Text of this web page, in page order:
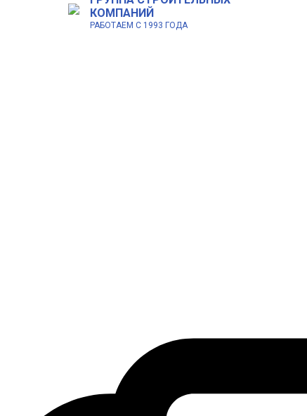
КОМПАНИЙ
РАБОТАЕМ С 1993 ГОДА